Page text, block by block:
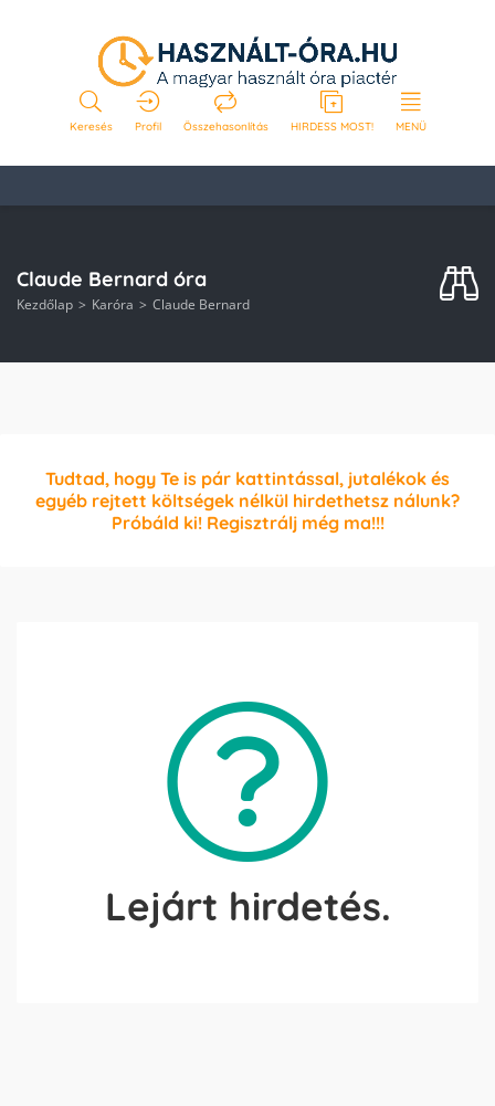
Keresés Profil Összehasonlítás HIRDESS MOST! MENÜ
Claude Bernard óra
Kezdőlap Karóra Claude Bernard
Tudtad, hogy Te is pár kattintással, jutalékok és
egyéb rejtett költségek nélkül hirdethetsz nálunk?
Próbáld ki! Regisztrálj még ma!!!
Lejárt hirdetés.